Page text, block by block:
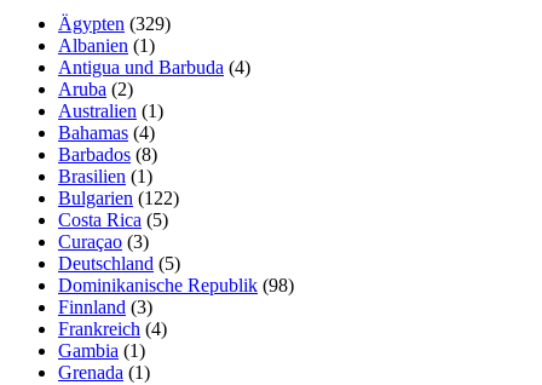
Ägypten (329)
Albanien (1)
Antigua und Barbuda (4)
Aruba (2)
Australien (1)
Bahamas (4)
Barbados (8)
Brasilien (1)
Bulgarien (122)
Costa Rica (5)
Curaçao (3)
Deutschland (5)
Dominikanische Republik (98)
Finnland (3)
Frankreich (4)
Gambia (1)
Grenada (1)